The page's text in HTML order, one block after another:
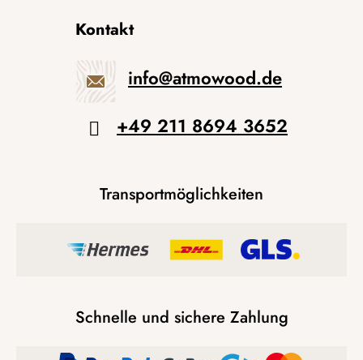
Kontakt
info@atmowood.de
+49 211 8694 3652
Transportmöglichkeiten
Schnelle und sichere Zahlung